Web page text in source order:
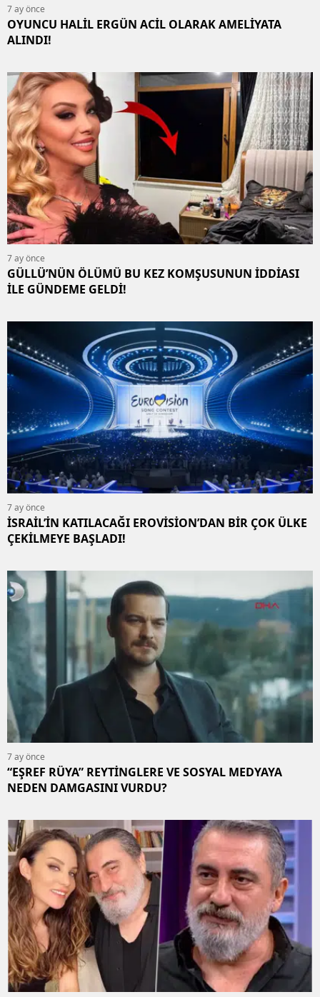
7 ay önce
OYUNCU HALİL ERGÜN ACİL OLARAK AMELİYATA
ALINDI!
7 ay önce
GÜLLÜ’NÜN ÖLÜMÜ BU KEZ KOMŞUSUNUN İDDİASI
İLE GÜNDEME GELDİ!
7 ay önce
İSRAİL’İN KATILACAĞI EROVİSİON’DAN BİR ÇOK ÜLKE
ÇEKİLMEYE BAŞLADI!
7 ay önce
“EŞREF RÜYA” REYTİNGLERE VE SOSYAL MEDYAYA
NEDEN DAMGASINI VURDU?